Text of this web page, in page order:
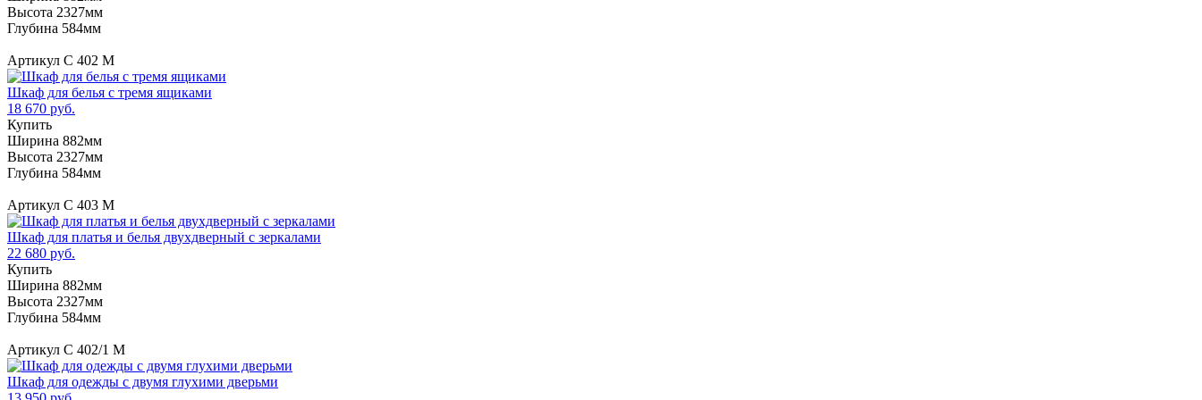
Высота 2327мм
Глубина 584мм
Артикул С 402 М
Шкаф для белья с тремя ящиками
18 670 руб.
Купить
Ширина 882мм
Высота 2327мм
Глубина 584мм
Артикул С 403 М
Шкаф для платья и белья двухдверный с зеркалами
22 680 руб.
Купить
Ширина 882мм
Высота 2327мм
Глубина 584мм
Артикул C 402/1 M
Шкаф для одежды с двумя глухими дверьми